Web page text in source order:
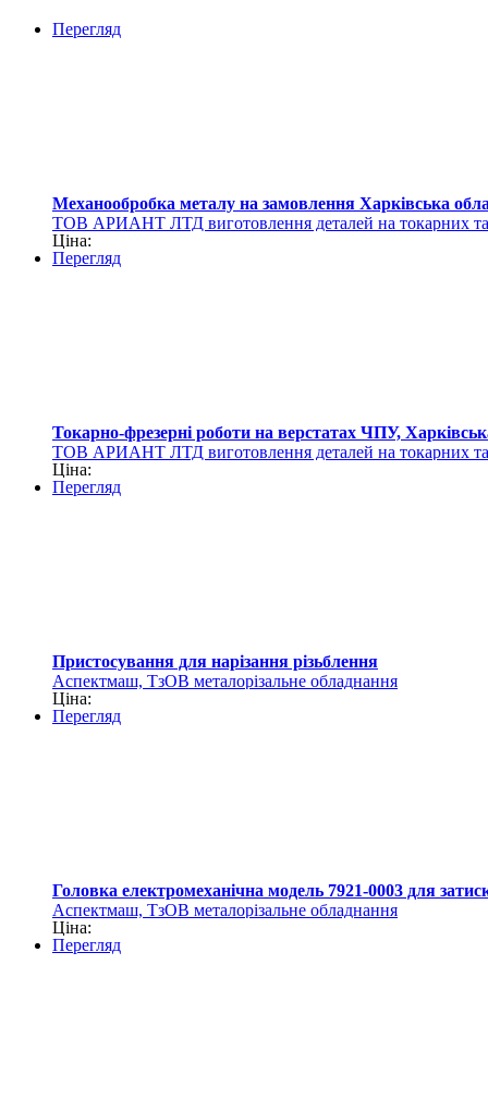
Перегляд
Механообробка металу на замовлення Харківська
ТОВ АРИАНТ ЛТД виготовлення деталей на токарних та
Ціна:
Перегляд
Токарно-фрезерні роботи на верстатах ЧПУ,
ТОВ АРИАНТ ЛТД виготовлення деталей на токарних та
Ціна:
Перегляд
Пристосування для нарізання різьблення
Аспектмаш, ТзОВ металорізальне обладнання
Ціна:
Перегляд
Головка електромеханічна модель 7921-0003 для
Аспектмаш, ТзОВ металорізальне обладнання
Ціна:
Перегляд